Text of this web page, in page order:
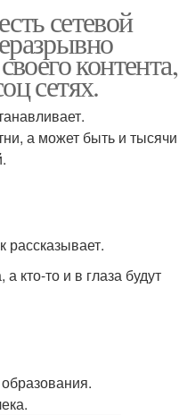
сетевой
контента,
сетях.
а может быть и тысячи
рассказывает.
кто-то и в глаза будут